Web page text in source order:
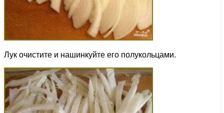
Лук очистите и нашинкуйте его полукольцами.